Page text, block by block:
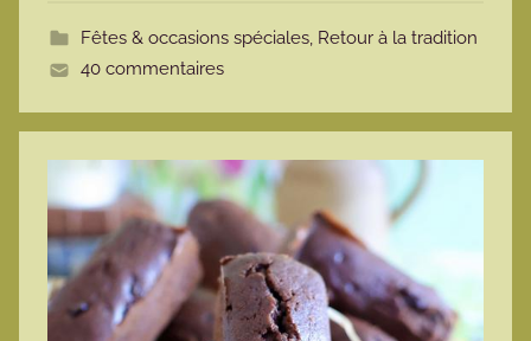
t
Fêtes & occasions spéciales, Retour à la tradition
40 commentaires